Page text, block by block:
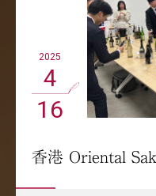
2025
4
16
香港 Oriental